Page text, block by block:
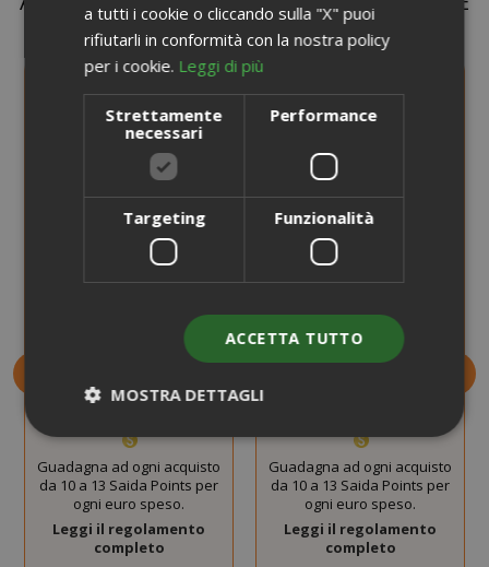
Deo Mix My Pet
7,99 €
Guadagna ad ogni acquisto
da 10 a 13 Saida Points per
ogni euro speso.
Leggi il regolamento
completo
Deo Mix Pro Profumatore
Guadagna ad ogni acquisto
da 10 a 13 Saida Points per
ogni euro speso.
Leggi il regolamento
completo
a tutti i cookie o cliccando sulla "X" puoi
rifiutarli in conformità con la nostra policy
per i cookie. Leggi di più
Strettamente
necessari
Performance
Targeting Funzionalità
ACCETTA TUTTO
MOSTRA DETTAGLI
Strettamente necessari
Performance
Targeting
Funzionalità
I cookie strettamente necessari